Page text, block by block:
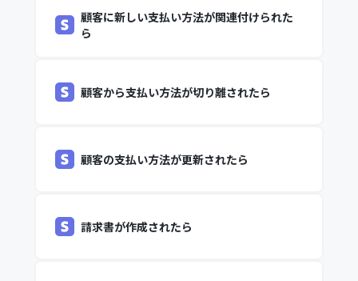
顧客に新しい支払い方法が関連付けられた
ら
顧客から支払い方法が切り離されたら
顧客の支払い方法が更新されたら
請求書が作成されたら